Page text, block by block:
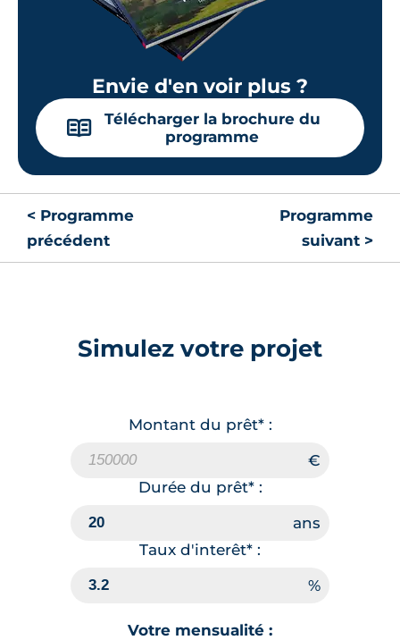
Envie d'en voir plus ?
📖
Télécharger la brochure du
programme
< Programme
précédent
Programme
suivant >
Simulez votre projet
Montant du prêt* :
Durée du prêt* :
Taux d'interêt* :
Votre mensualité :